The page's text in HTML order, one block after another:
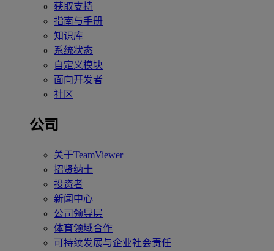
获取支持
指南与手册
知识库
系统状态
自定义模块
面向开发者
社区
公司
关于TeamViewer
招贤纳士
投资者
新闻中心
公司领导层
体育领域合作
可持续发展与企业社会责任